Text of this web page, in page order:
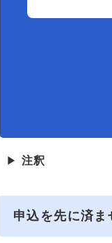
▶ 注釈
申込を先に済ま